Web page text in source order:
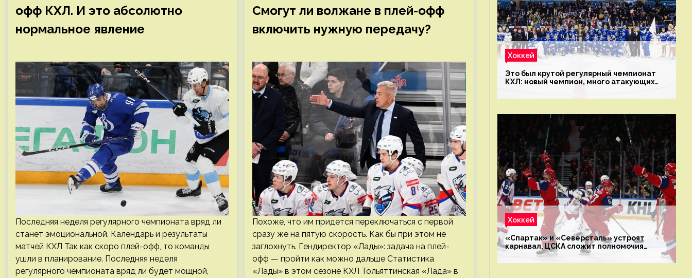
офф КХЛ. И это абсолютно
нормальное явление
Последняя неделя регулярного чемпионата вряд ли
станет эмоциональной. Календарь и результаты
матчей КХЛ Так как скоро плей-офф, то команды
ушли в планирование. Последняя неделя
регулярного чемпионата вряд ли будет мощной,
Смогут ли волжане в плей-офф
включить нужную передачу?
Похоже, что им придется переключаться с первой
сразу же на пятую скорость. Как бы при этом не
заглохнуть. Гендиректор «Лады»: задача на плей-
офф — пройти как можно дальше Статистика
«Лады» в этом сезоне КХЛ Тольяттинская «Лада» в
Хоккей
Это был крутой регулярный чемпионат
КХЛ: новый чемпион, много атакующих
Хоккей
«Спартак» и «Северсталь» устроят
карнавал, ЦСКА сложит полномочия
чемпиона. Превью первого раунда плей-
офф на Западе